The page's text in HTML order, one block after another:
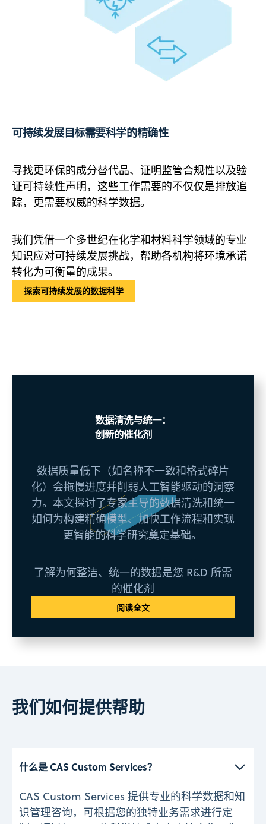
可持续发展目标需要科学的精确性
寻找更环保的成分替代品、证明监管合规性以及验
证可持续性声明，这些工作需要的不仅仅是排放追
踪，更需要权威的科学数据。
我们凭借一个多世纪在化学和材料科学领域的专业
知识应对可持续发展挑战，帮助各机构将环境承诺
转化为可衡量的成果。
探索可持续发展的数据科学
数据清洗与统一：
创新的催化剂
数据质量低下（如名称不一致和格式碎片
化）会拖慢进度并削弱人工智能驱动的洞察
力。本文探讨了专家主导的数据清洗和统一
如何为构建精确模型、加快工作流程和实现
更智能的科学研究奠定基础。
了解为何整洁、统一的数据是您 R&D 所需
的催化剂
阅读全文
我们如何提供帮助
什么是 CAS Custom Services？
CAS Custom Services 提供专业的科学数据和知
识管理咨询，可根据您的独特业务需求进行定